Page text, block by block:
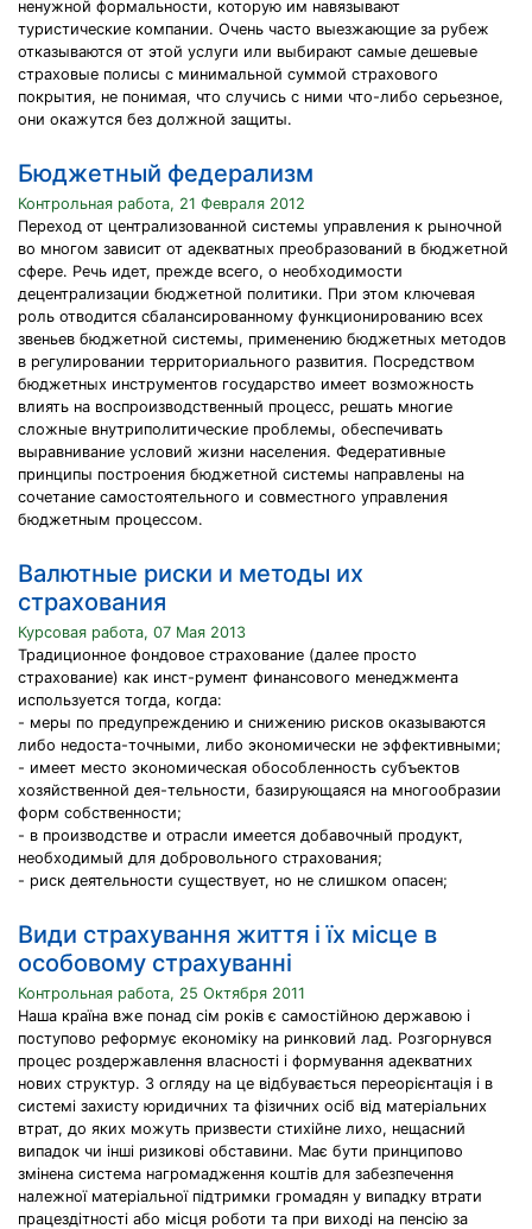
ненужной формальности, которую им навязывают
туристические компании. Очень часто выезжающие за рубеж
отказываются от этой услуги или выбирают самые дешевые
страховые полисы с минимальной суммой страхового
покрытия, не понимая, что случись с ними что-либо серьезное,
они окажутся без должной защиты.
Бюджетный федерализм
Контрольная работа, 21 Февраля 2012
Переход от централизованной системы управления к рыночной
во многом зависит от адекватных преобразований в бюджетной
сфере. Речь идет, прежде всего, о необходимости
децентрализации бюджетной политики. При этом ключевая
роль отводится сбалансированному функционированию всех
звеньев бюджетной системы, применению бюджетных методов
в регулировании территориального развития. Посредством
бюджетных инструментов государство имеет возможность
влиять на воспроизводственный процесс, решать многие
сложные внутриполитические проблемы, обеспечивать
выравнивание условий жизни населения. Федеративные
принципы построения бюджетной системы направлены на
сочетание самостоятельного и совместного управления
бюджетным процессом.
Валютные риски и методы их
страхования
Курсовая работа, 07 Мая 2013
Традиционное фондовое страхование (далее просто
страхование) как инст-румент финансового менеджмента
используется тогда, когда:
- меры по предупреждению и снижению рисков оказываются
либо недоста-точными, либо экономически не эффективными;
- имеет место экономическая обособленность субъектов
хозяйственной дея-тельности, базирующаяся на многообразии
форм собственности;
- в производстве и отрасли имеется добавочный продукт,
необходимый для добровольного страхования;
- риск деятельности существует, но не слишком опасен;
Види страхування життя і їх місце в
особовому страхуванні
Контрольная работа, 25 Октября 2011
Наша країна вже понад сім років є самостійною державою і
поступово реформує економіку на ринковий лад. Розгорнувся
процес роздержавлення власності і формування адекватних
нових структур. З огляду на це відбувається переорієнтація і в
системі захисту юридичних та фізичних осіб від матеріальних
втрат, до яких можуть призвести стихійне лихо, нещасний
випадок чи інші ризикові обставини. Має бути принципово
змінена система нагромадження коштів для забезпечення
належної матеріальної підтримки громадян у випадку втрати
працездітності або місця роботи та при виході на пенсію за